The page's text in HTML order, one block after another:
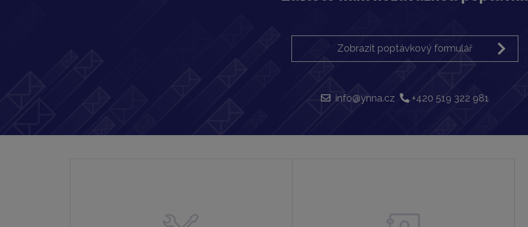
Zobrazit poptávkový formulář
info@ynna.cz +420 519 322 981